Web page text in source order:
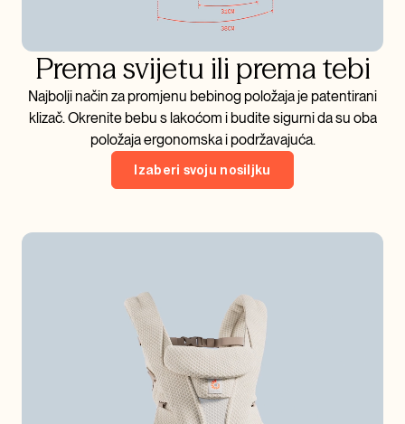
Prema svijetu ili prema tebi
Najbolji način za promjenu bebinog položaja je patentirani
klizač. Okrenite bebu s lakoćom i budite sigurni da su oba
položaja ergonomska i podržavajuća.
Izaberi svoju nosiljku